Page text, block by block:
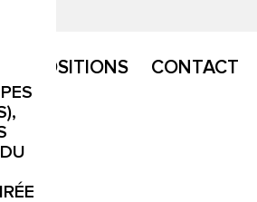
EXPOSITIONS CONTACT